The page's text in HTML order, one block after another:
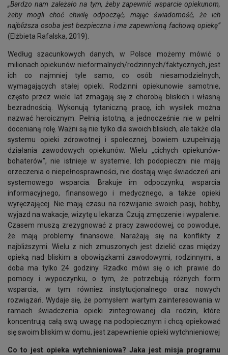
„Bardzo nam zależało na tym, żeby zapewnić wsparcie opiekunom,
żeby mogli choć chwilę odpocząć, mając świadomość, że ich
najbliższa osoba jest bezpieczna i ma zapewnioną fachową opiekę”
(Elżbieta Rafalska, 2019).
Według szacunkowych danych, w Polsce możemy mówić o
milionach opiekunów nieformalnych/rodzinnych/faktycznych, jest
ich co najmniej tyle samo, co osób niesamodzielnych,
wymagających stałej opieki. Rodzinni opiekunowie samotnie,
często przez wiele lat zmagają się z chorobą bliskich i własną
bezradnością. Wykonują tytaniczną pracę, ich wysiłek można
nazwać heroicznym. Pełnią istotną, a jednocześnie nie w pełni
docenianą rolę. Ważni są nie tylko dla swoich bliskich, ale także dla
systemu opieki zdrowotnej i społecznej, bowiem uzupełniają
działania zawodowych opiekunów. Wielu „cichych opiekunów-
bohaterów”, nie istnieje w systemie. Ich podopieczni nie mają
orzeczenia o niepełnosprawności, nie dostają więc świadczeń ani
systemowego wsparcia. Brakuje im odpoczynku, wsparcia
informacyjnego, finansowego i medycznego, a także opieki
wyręczającej. Nie mają czasu na rozwijanie swoich pasji, hobby,
wyjazd na wakacje, wizytę u lekarza. Czują zmęczenie i wypalenie.
Czasem muszą zrezygnować z pracy zawodowej, co powoduje,
że mają problemy finansowe. Narażają się na konflikty z
najbliższymi. Wielu z nich zmuszonych jest dzielić czas między
opieką nad bliskim a obowiązkami zawodowymi, rodzinnymi, a
doba ma tylko 24 godziny. Rzadko mówi się o ich prawie do
pomocy i wypoczynku, o tym, że potrzebują różnych form
wsparcia, w tym również instytucjonalnego oraz nowych
rozwiązań. Wydaje się, że pomysłem wartym zainteresowania w
ramach świadczenia opieki zintegrowanej dla rodzin, które
koncentrują całą swą uwagę na podopiecznym i chcą opiekować
się swoim bliskim w domu, jest zapewnienie opieki wytchnieniowej
Co to jest opieka wytchnieniowa? Jaka jest misja programu